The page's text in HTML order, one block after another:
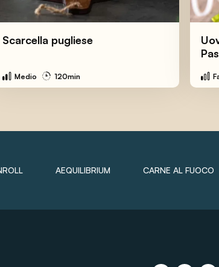
Scarcella pugliese
Medio 120min
AEQUILIBRIUM CARNE AL FUOCO